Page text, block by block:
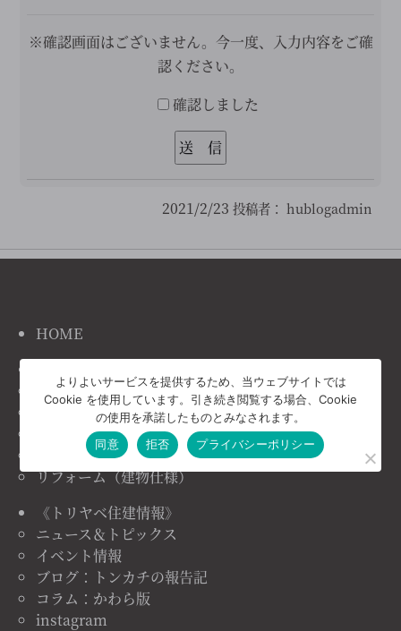
※確認画面はございません。今一度、入力内容をご確
認ください。
確認しました
2021/2/23 投稿者： hublogadmin
HOME
コンセプト
施工事例
注文住宅（建物仕様）
リノベーション（建物仕様）
リフォーム（建物仕様）
《トリヤベ住建情報》
ニュース＆トピックス
イベント情報
ブログ：トンカチの報告記
コラム：かわら版
instagram
よりよいサービスを提供するため、当ウェブサイトでは
Cookie を使用しています。引き続き閲覧する場合、Cookie
の使用を承諾したものとみなされます。
同意
拒否 プライバシーポリシー